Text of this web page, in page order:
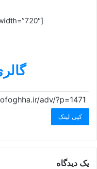
[aparat id=”N7iqJ” width=”720″]
کپی لینک
یک دیدگاه